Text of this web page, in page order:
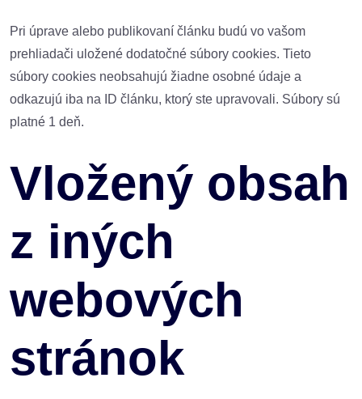
Pri úprave alebo publikovaní článku budú vo vašom
prehliadači uložené dodatočné súbory cookies. Tieto
súbory cookies neobsahujú žiadne osobné údaje a
odkazujú iba na ID článku, ktorý ste upravovali. Súbory sú
platné 1 deň.
Vložený obsah
z iných
webových
stránok